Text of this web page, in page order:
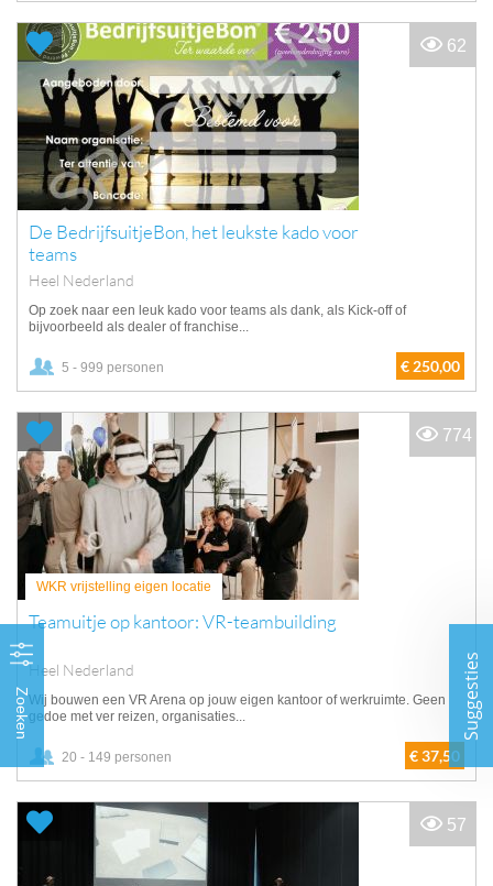
Zoeken
De BedrijfsuitjeBon, het leukste kado voor
teams
Heel Nederland
Op zoek naar een leuk kado voor teams als dank, als Kick-off of
bijvoorbeeld als dealer of franchise...
5 - 999 personen € 250,00
62
WKR vrijstelling eigen locatie
Teamuitje op kantoor: VR-teambuilding
Heel Nederland
Wij bouwen een VR Arena op jouw eigen kantoor of werkruimte. Geen
gedoe met ver reizen, organisaties...
20 - 149 personen € 37,50
774
57
Suggesties